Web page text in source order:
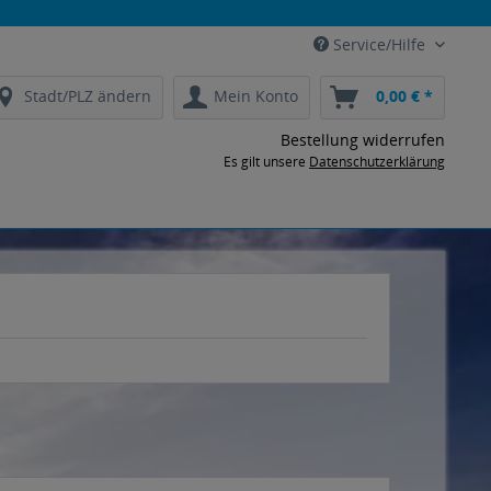
Service/Hilfe
Stadt/PLZ ändern Mein Konto 0,00 € *
Bestellung widerrufen
Es gilt unsere Datenschutzerklärung